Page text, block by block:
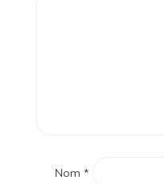
Nom *